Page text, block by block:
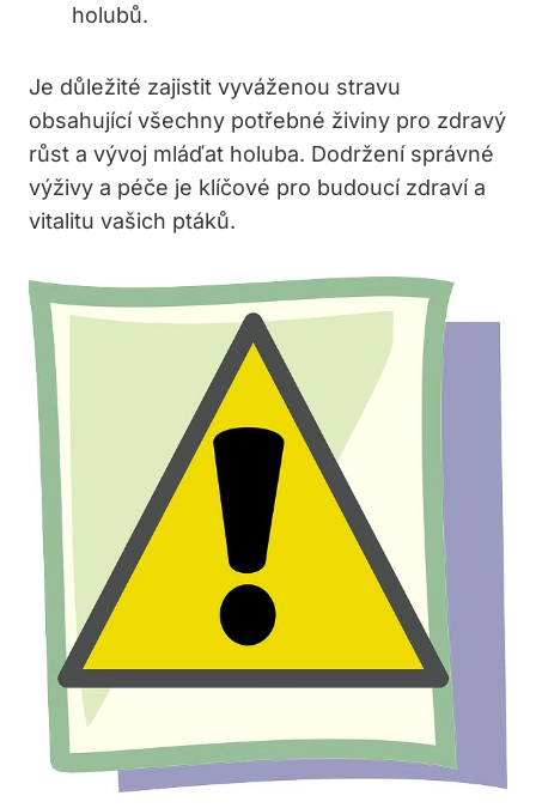
holubů.
Je důležité zajistit vyváženou stravu
obsahující všechny potřebné živiny pro zdravý
růst a vývoj mláďat holuba. Dodržení správné
výživy a péče je klíčové pro budoucí zdraví a
vitalitu vašich ptáků.